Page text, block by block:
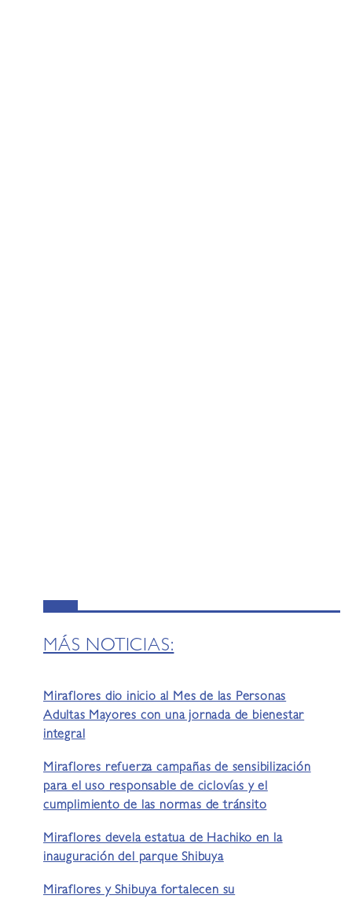
MÁS NOTICIAS:
Miraflores dio inicio al Mes de las Personas
Adultas Mayores con una jornada de bienestar
integral
Miraflores refuerza campañas de sensibilización
para el uso responsable de ciclovías y el
cumplimiento de las normas de tránsito
Miraflores devela estatua de Hachiko en la
inauguración del parque Shibuya
Miraflores y Shibuya fortalecen su